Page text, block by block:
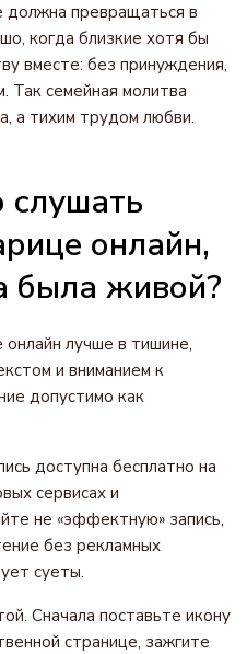
должна превращаться в
когда близкие хотя бы
вместе: без принуждения,
Так семейная молитва
а тихим трудом любви.
слушать
онлайн,
была живой?
лучше в тишине,
и вниманием к
допустимо как
доступна бесплатно на
сервисах и
не «эффектную» запись,
без рекламных
суеты.
Сначала поставьте икону
странице, зажгите